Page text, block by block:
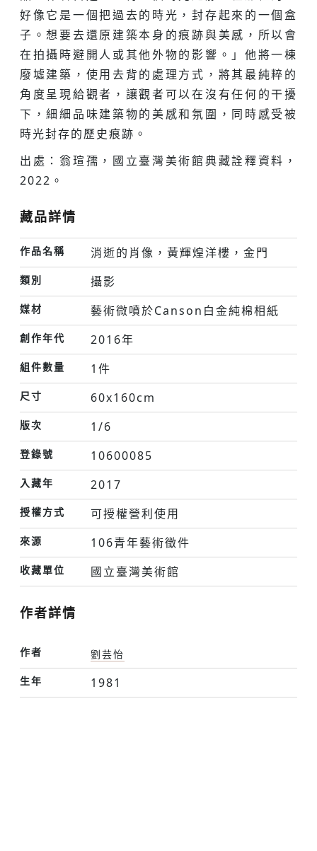
好像它是一個把過去的時光，封存起來的一個盒
子。想要去還原建築本身的痕跡與美感，所以會
在拍攝時避開人或其他外物的影響。」他將一棟
廢墟建築，使用去背的處理方式，將其最純粹的
角度呈現給觀者，讓觀者可以在沒有任何的干擾
下，細細品味建築物的美感和氛圍，同時感受被
時光封存的歷史痕跡。
出處：翁瑄孺，國立臺灣美術館典藏詮釋資料，
2022。
藏品詳情
作品名稱 消逝的肖像，黃輝煌洋樓，金門
類別 攝影
媒材 藝術微噴於Canson白金純棉相紙
創作年代 2016年
組件數量 1件
尺寸 60x160cm
版次 1/6
登錄號 10600085
入藏年 2017
授權方式 可授權營利使用
來源 106青年藝術徵件
收藏單位 國立臺灣美術館
作者詳情
作者
劉芸怡
生年
1981